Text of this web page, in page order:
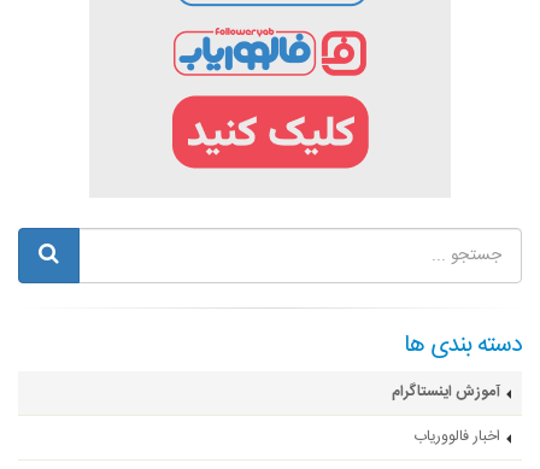
دسته بندی ها
آموزش اینستاگرام
اخبار فالووریاب